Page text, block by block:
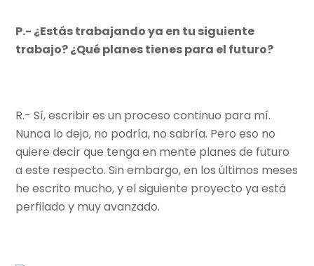
P.- ¿Estás trabajando ya en tu siguiente
trabajo? ¿Qué planes tienes para el futuro?
R.- Sí, escribir es un proceso continuo para mí.
Nunca lo dejo, no podría, no sabría. Pero eso no
quiere decir que tenga en mente planes de futuro
a este respecto. Sin embargo, en los últimos meses
he escrito mucho, y el siguiente proyecto ya está
perfilado y muy avanzado.